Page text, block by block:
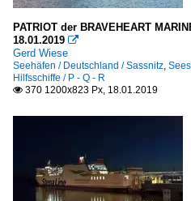
PATRIOT der BRAVEHEART
18.01.2019 
Gerd Wiese
Seehäfen / Deutschland / Sassnitz,
Hilfsschiffe / P - Q - R
 370 1200x823 Px, 18.01.2019